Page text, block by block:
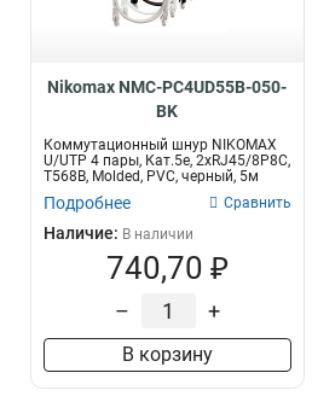
Nikomax NMC-PC4UD55B-050-
BK
Коммутационный шнур NIKOMAX
U/UTP 4 пары, Кат.5е, 2хRJ45/8P8C,
T568B, Molded, PVC, черный, 5м
Подробнее Сравнить
Наличие: В наличии
740,70 ₽
– +
В корзину